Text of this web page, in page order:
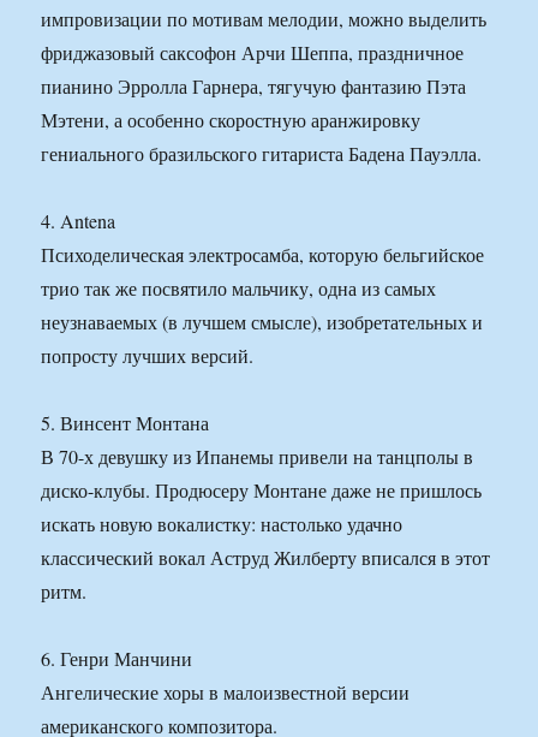
импровизации по мотивам мелодии, можно выделить
фриджазовый саксофон Арчи Шеппа, праздничное
пианино Эрролла Гарнера, тягучую фантазию Пэта
Мэтени, а особенно скоростную аранжировку
гениального бразильского гитариста Бадена Пауэлла.
4. Antena
Психоделическая электросамба, которую бельгийское
трио так же посвятило мальчику, одна из самых
неузнаваемых (в лучшем смысле), изобретательных и
попросту лучших версий.
5. Винсент Монтана
В 70-х девушку из Ипанемы привели на танцполы в
диско-клубы. Продюсеру Монтане даже не пришлось
искать новую вокалистку: настолько удачно
классический вокал Аструд Жилберту вписался в этот
ритм.
6. Генри Манчини
Ангелические хоры в малоизвестной версии
американского композитора.